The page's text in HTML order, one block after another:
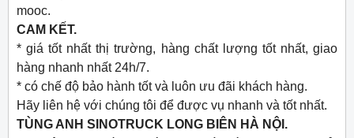
mooc.
CAM KẾT.
* giá tốt nhất thị trường, hàng chất lượng tốt nhất, giao
hàng nhanh nhất 24h/7.
* có chế độ bảo hành tốt và luôn ưu đãi khách hàng.
Hãy liên hệ với chúng tôi để được vụ nhanh và tốt nhất.
TÙNG ANH SINOTRUCK LONG BIÊN HÀ NỘI.